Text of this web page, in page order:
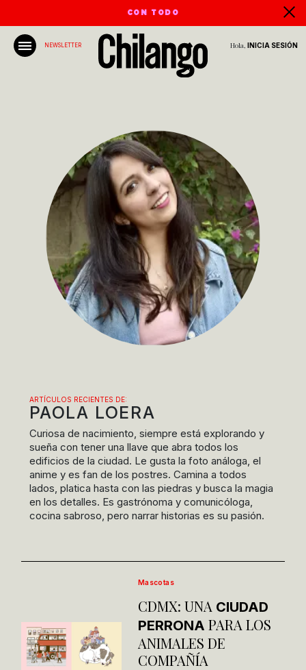
CON TODO
NEWSLETTER Hola, INICIA SESIÓN
ARTÍCULOS RECIENTES DE:
PAOLA LOERA
Curiosa de nacimiento, siempre está explorando y
sueña con tener una llave que abra todos los
edificios de la ciudad. Le gusta la foto análoga, el
anime y es fan de los postres. Camina a todos
lados, platica hasta con las piedras y busca la magia
en los detalles. Es gastrónoma y comunicóloga,
cocina sabroso, pero narrar historias es su pasión.
Mascotas
CDMX: UNA CIUDAD
PERRONA PARA LOS
ANIMALES DE
COMPAÑÍA